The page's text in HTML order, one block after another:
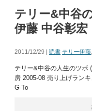
テリー&中谷
伊藤 中谷彰宏
2011/12/29 | 読書 テリー伊藤,
テリー&中谷の人生のツボ
房 2005-08 売り上げラン
G-To